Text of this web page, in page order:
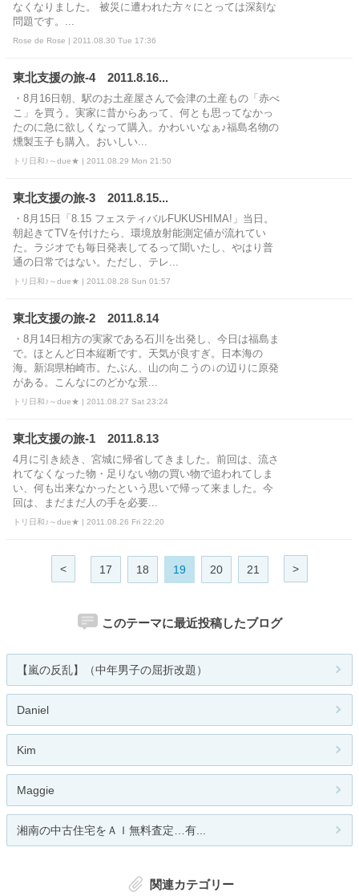
なくなりました。 被災に遭われた方々にとっては深刻な
問題です。...
Rose de Rose | 2011.08.30 Tue 17:36
東北支援の旅-4 2011.8.16...
・8月16日朝、駅のお土産屋さんで会津の土産もの「赤べ
こ」を買う。実家に昔からあって、何とも思ってなかっ
たのに急に欲しくなって購入。かわいいなぁ♪福島名物の
燻製玉子も購入。おいしい...
トリ日和♪～due★ | 2011.08.29 Mon 21:50
東北支援の旅-3 2011.8.15...
・8月15日「8.15 フェスティバルFUKUSHIMA!」当日。
朝起きてTVを付けたら、環境放射能測定値が流れてい
た。ラジオでも毎日発表してるって聞いたし、やはり普
通の日常ではない。ただし、テレ...
トリ日和♪～due★ | 2011.08.28 Sun 01:57
東北支援の旅-2 2011.8.14
・8月14日相方の実家である石川を出発し、今日は福島ま
で。ほとんど日本縦断です。天気が良すぎ。日本海の
海。新潟県柏崎市。たぶん、山の向こうの↓の辺りに原発
がある。こんなにのどかな景...
トリ日和♪～due★ | 2011.08.27 Sat 23:24
東北支援の旅-1 2011.8.13
4月に引き続き、宮城に帰省してきました。前回は、流さ
れてなくなった物・足りない物の買い物で追われてしま
い、何も出来なかったという思いで帰って来ました。今
回は、まだまだ人の手を必要...
トリ日和♪～due★ | 2011.08.26 Fri 22:20
< 17 18 19 20 21 >
このテーマに最近投稿したブログ
【嵐の反乱】（中年男子の屈折改題）
Daniel
Kim
Maggie
湘南の中古住宅をＡＩ無料査定…有...
関連カテゴリー